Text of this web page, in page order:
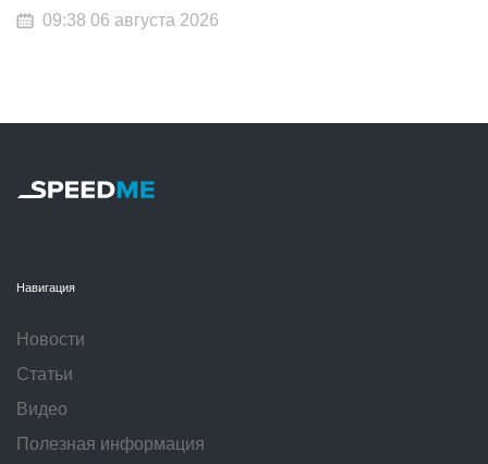
09:38 06 августа 2026
Навигация
Новости
Статьи
Видео
Полезная информация